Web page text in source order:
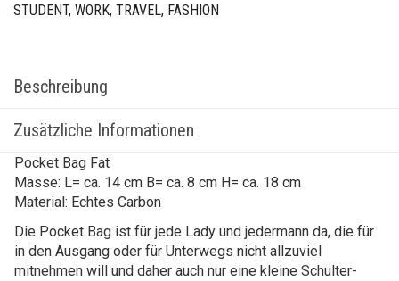
STUDENT, WORK, TRAVEL, FASHION
Beschreibung
Zusätzliche Informationen
Pocket Bag Fat
Masse: L= ca. 14 cm B= ca. 8 cm H= ca. 18 cm
Material: Echtes Carbon
Die Pocket Bag ist für jede Lady und jedermann da, die für
in den Ausgang oder für Unterwegs nicht allzuviel
mitnehmen will und daher auch nur eine kleine Schulter-